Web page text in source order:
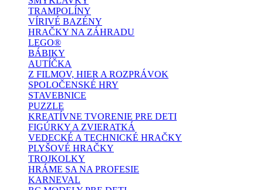
TRAMPOLÍNY
VÍRIVÉ BAZÉNY
HRAČKY NA ZÁHRADU
LEGO®
BÁBIKY
AUTÍČKA
Z FILMOV, HIER A ROZPRÁVOK
SPOLOČENSKÉ HRY
STAVEBNICE
PUZZLE
KREATÍVNE TVORENIE PRE DETI
FIGÚRKY A ZVIERATKÁ
VEDECKÉ A TECHNICKÉ HRAČKY
PLYŠOVÉ HRAČKY
TROJKOLKY
HRÁME SA NA PROFESIE
KARNEVAL